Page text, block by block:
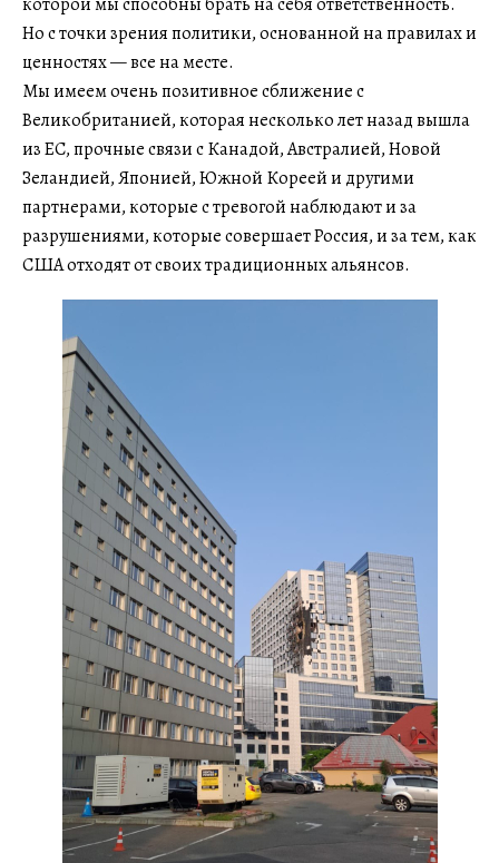
Но с точки зрения политики, основанной на правилах и
ценностях — все на месте.
Мы имеем очень позитивное сближение с
Великобританией, которая несколько лет назад вышла
из ЕС, прочные связи с Канадой, Австралией, Новой
Зеландией, Японией, Южной Кореей и другими
партнерами, которые с тревогой наблюдают и за
разрушениями, которые совершает Россия, и за тем, как
США отходят от своих традиционных альянсов.